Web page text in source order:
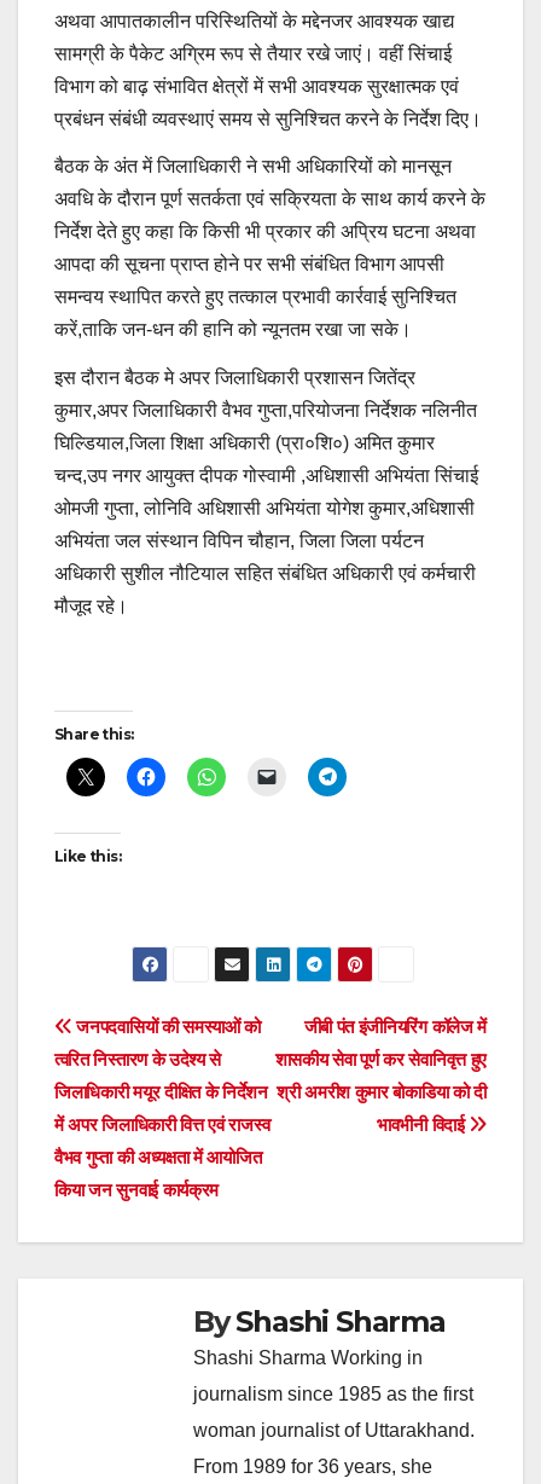
अथवा आपातकालीन परिस्थितियों के मद्देनजर आवश्यक खाद्य
सामग्री के पैकेट अग्रिम रूप से तैयार रखे जाएं। वहीं सिंचाई
विभाग को बाढ़ संभावित क्षेत्रों में सभी आवश्यक सुरक्षात्मक एवं
प्रबंधन संबंधी व्यवस्थाएं समय से सुनिश्चित करने के निर्देश दिए।
बैठक के अंत में जिलाधिकारी ने सभी अधिकारियों को मानसून
अवधि के दौरान पूर्ण सतर्कता एवं सक्रियता के साथ कार्य करने के
निर्देश देते हुए कहा कि किसी भी प्रकार की अप्रिय घटना अथवा
आपदा की सूचना प्राप्त होने पर सभी संबंधित विभाग आपसी
समन्वय स्थापित करते हुए तत्काल प्रभावी कार्रवाई सुनिश्चित
करें,ताकि जन-धन की हानि को न्यूनतम रखा जा सके।
इस दौरान बैठक मे अपर जिलाधिकारी प्रशासन जितेंद्र
कुमार,अपर जिलाधिकारी वैभव गुप्ता,परियोजना निर्देशक नलिनीत
घिल्डियाल,जिला शिक्षा अधिकारी (प्रा०शि०) अमित कुमार
चन्द,उप नगर आयुक्त दीपक गोस्वामी ,अधिशासी अभियंता सिंचाई
ओमजी गुप्ता, लोनिवि अधिशासी अभियंता योगेश कुमार,अधिशासी
अभियंता जल संस्थान विपिन चौहान, जिला जिला पर्यटन
अधिकारी सुशील नौटियाल सहित संबंधित अधिकारी एवं कर्मचारी
मौजूद रहे।
Post
navigation
Share this:
Like this:
Post
navigation
जीबी पंत इंजीनियरिंग कॉलेज में
शासकीय सेवा पूर्ण कर सेवानिवृत्त हुए
श्री अमरीश कुमार बोकाडिया को दी
भावभीनी विदाई
जनपदवासियों की समस्याओं को
त्वरित निस्तारण के उदेश्य से
जिलाधिकारी मयूर दीक्षित के निर्देशन
में अपर जिलाधिकारी वित्त एवं राजस्व
वैभव गुप्ता की अध्यक्षता में आयोजित
किया जन सुनवाई कार्यक्रम
ByShashi Sharma
Shashi Sharma Working in
journalism since 1985 as the first
woman journalist of Uttarakhand.
From 1989 for 36 years, she